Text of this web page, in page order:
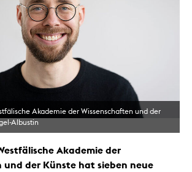
Akademie der Wissenschaften und der
Albustin
Akademie der
und der Künste hat sieben neue